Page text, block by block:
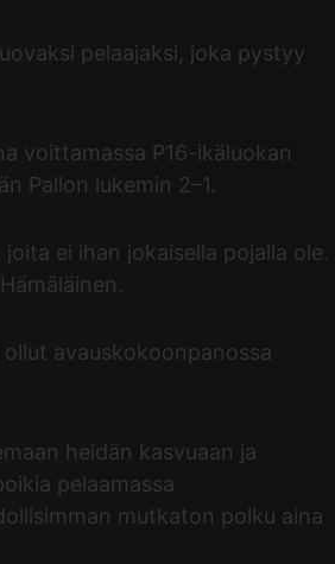
pelaajaksi, joka pystyy
voittamassa P16-ikäluokan
Pallon lukemin 2–1.
ei ihan jokaisella pojalla ole.
avauskokoonpanossa
heidän kasvuaan ja
pelaamassa
mutkaton polku aina